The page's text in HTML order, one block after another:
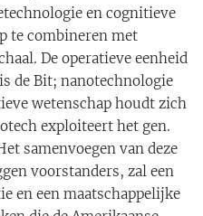
en cognitieve
te combineren met
De operatieve eenheid
de Bit; nanotechnologie
wetenschap houdt zich
exploiteert het gen.
samenvoegen van deze
voorstanders, zal een
en een maatschappelijke